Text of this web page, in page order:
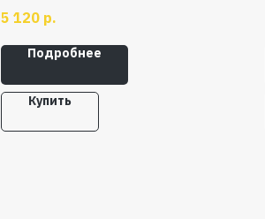
и грузовых тележек на упоры. Буфера
резиновые имеют упругий элемент,
который поглощает кинетическую
энергию движущегося крана или
тележки в момент столкновения.
5 120 р.
Подробнее
Купить